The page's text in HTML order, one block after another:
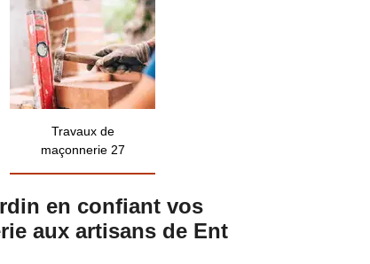
Travaux de
maçonnerie 27
en confiant vos
aux artisans de Ent